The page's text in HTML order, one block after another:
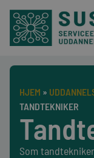
HJEM »
TANDTEKNIKER
Som